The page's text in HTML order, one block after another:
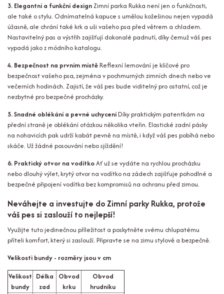
3. Elegantní a funkční designZimní parka Rukka není jen o funkčnosti,
ale také o stylu. Odnímatelná kapuce s umělou kožešinou nejen vypadá
úžasně, ale chrání také krk a uši vašeho psa před větrem a chladem.
Nastavitelný pas a výstřih zajišťují dokonalé padnutí, díky čemuž váš pes
vypadá jako z módního katalogu.
4. Bezpečnost na prvním místěReflexní lemování je klíčové pro
bezpečnost vašeho psa, zejména v pochmurných zimních dnech nebo ve
večerních hodinách. Zajistí, že váš pes bude viditelný pro ostatní, což je
nezbytné pro bezpečné procházky.
5. Snadné oblékání a pevné uchyceníDíky praktickým patentkám na
přední straně je oblékání otázkou několika vteřin. Elastické zadní pásky
na nohavicích pak udrží kabát pevně na místě, i když váš pes pobíhá nebo
skáče. Už žádné posouvání nebo sjíždění!
6. Praktický otvor na vodítkoAť už se vydáte na rychlou procházku
nebo dlouhý výlet, krytý otvor na vodítko na zádech zajišťuje pohodlné a
bezpečné připojení vodítka bez kompromisů na ochranu před zimou.
Neváhejte a investujte do Zimní parky Rukka, protože
váš pes si zaslouží to nejlepší!
Využijte tuto jedinečnou příležitost a poskytněte svému chlupatému
příteli komfort, který si zaslouží. Připravte se na zimu stylově a bezpečně.
Velikosti bundy - rozměry jsou v cm
Velikost
bundy
Délka
zad
Obvod
krku
Obvod
hrudníku